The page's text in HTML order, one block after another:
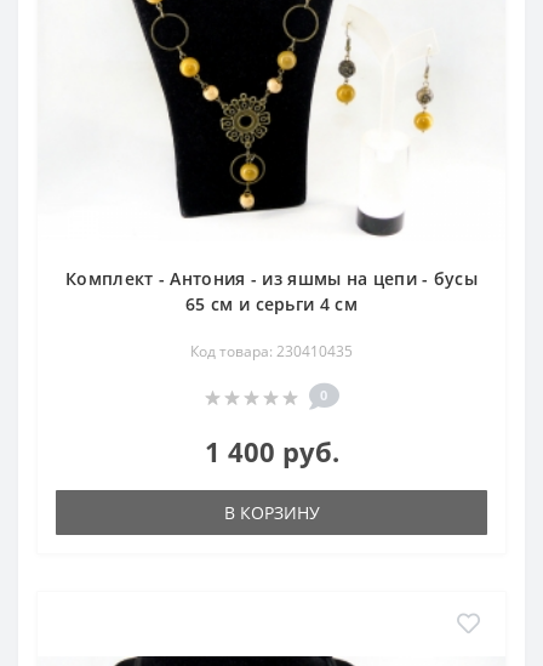
Комплект - Антония - из яшмы на цепи - бусы
65 см и серьги 4 см
Код товара: 230410435
0
1 400 руб.
В КОРЗИНУ